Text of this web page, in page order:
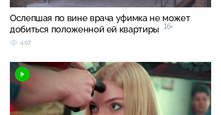
Ослепшая по вине врача уфимка не может
добиться положенной ей квартиры
16+
497